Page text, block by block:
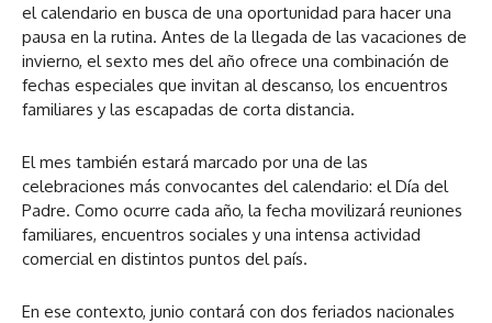
el calendario en busca de una oportunidad para hacer una
pausa en la rutina. Antes de la llegada de las vacaciones de
invierno, el sexto mes del año ofrece una combinación de
fechas especiales que invitan al descanso, los encuentros
familiares y las escapadas de corta distancia.
El mes también estará marcado por una de las
celebraciones más convocantes del calendario: el Día del
Padre. Como ocurre cada año, la fecha movilizará reuniones
familiares, encuentros sociales y una intensa actividad
comercial en distintos puntos del país.
En ese contexto, junio contará con dos feriados nacionales